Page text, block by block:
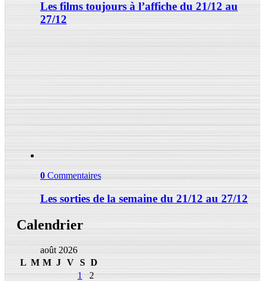
Les films toujours à l’affiche du 21/12 au
27/12
0 Commentaires
Les sorties de la semaine du 21/12 au 27/12
Calendrier
août 2026
L M M J V S D
1
2